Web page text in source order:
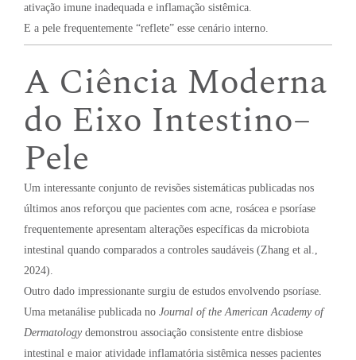
ativação imune inadequada e inflamação sistêmica.
E a pele frequentemente “reflete” esse cenário interno.
A Ciência Moderna
do Eixo Intestino–
Pele
Um interessante conjunto de revisões sistemáticas publicadas nos
últimos anos reforçou que pacientes com acne, rosácea e psoríase
frequentemente apresentam alterações específicas da microbiota
intestinal quando comparados a controles saudáveis (Zhang et al.,
2024).
Outro dado impressionante surgiu de estudos envolvendo psoríase.
Uma metanálise publicada no Journal of the American Academy of
Dermatologydemonstrou associação consistente entre disbiose
intestinal e maior atividade inflamatória sistêmica nesses pacientes